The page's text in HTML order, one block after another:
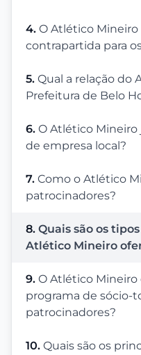
4. O Atlético
contrapartida para
5. Qual a relação do
Prefeitura de Belo
6. O Atlético
de empresa local?
7. Como o Atlético
patrocinadores?
8. Quais são os
Atlético Mineiro
9. O Atlético
programa de sócio-
patrocinadores?
10. Quais são os